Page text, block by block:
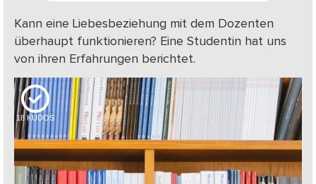
Kann eine Liebesbeziehung mit dem Dozenten
überhaupt funktionieren? Eine Studentin hat uns
von ihren Erfahrungen berichtet.
18 KUDOS